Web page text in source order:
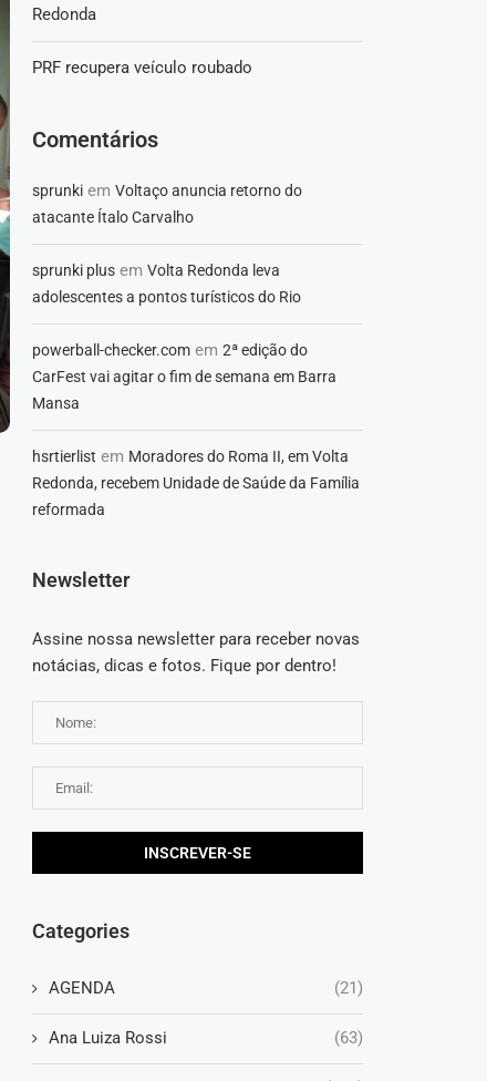
Redonda
PRF recupera veículo roubado
Comentários
sprunkiem Voltaço anuncia retorno do
atacante Ítalo Carvalho
sprunki plusem Volta Redonda leva
adolescentes a pontos turísticos do Rio
powerball-checker.comem 2ª edição do
CarFest vai agitar o fim de semana em Barra
Mansa
hsrtierlist em Moradores do Roma II, em Volta
Redonda, recebem Unidade de Saúde da Família
reformada
Newsletter
Assine nossa newsletter para receber novas
notácias, dicas e fotos. Fique por dentro!
Categories
AGENDA (21)
Ana Luiza Rossi (63)